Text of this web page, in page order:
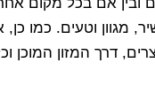
וטעים. כמו כן,
דרך המזון המוכן